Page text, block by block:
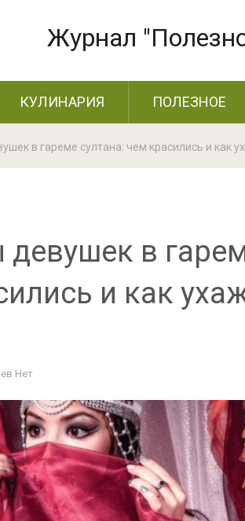
Журнал
КУЛИНАРИЯ ПОЛЕЗНОЕ
в гареме султана: чем красились и как
в
и как
Нет